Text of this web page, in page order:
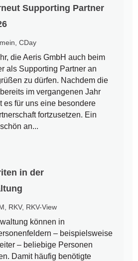
Supporting Partner
,CDay
die Aeris GmbH auch beim
als Supporting Partner an
zu dürfen. Nachdem die
im vergangenen Jahr
es für uns eine besondere
fortzusetzen. Ein
an...
in der
RKV, RKV-View
können in
– beispielsweise
– beliebige Personen
Damit häufig benötigte